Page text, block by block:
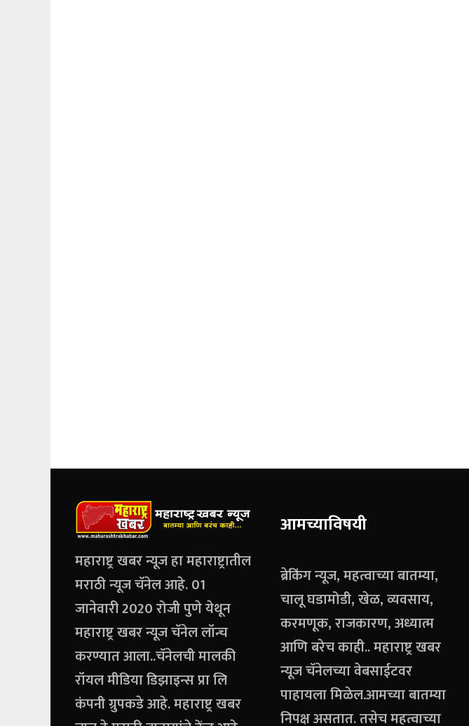
महाराष्ट्र खबर न्यूज हा महाराष्ट्रातील
मराठी न्यूज चॅनेल आहे. 01
जानेवारी 2020 रोजी पुणे येथून
महाराष्ट्र खबर न्यूज चॅनेल लॉन्च
करण्यात आला..चॅनेलची मालकी
रॉयल मीडिया डिझाइन्स प्रा लि
कंपनी ग्रुपकडे आहे. महाराष्ट्र खबर
आमच्याविषयी
ब्रेकिंग न्यूज, महत्वाच्या बातम्या,
चालू घडामोडी, खेळ, व्यवसाय,
करमणूक, राजकारण, अध्यात्म
आणि बरेच काही.. महाराष्ट्र खबर
न्यूज चॅनेलच्या वेबसाईटवर
पाहायला मिळेल.आमच्या बातम्या
निपक्ष असतात. तसेच महत्वाच्या